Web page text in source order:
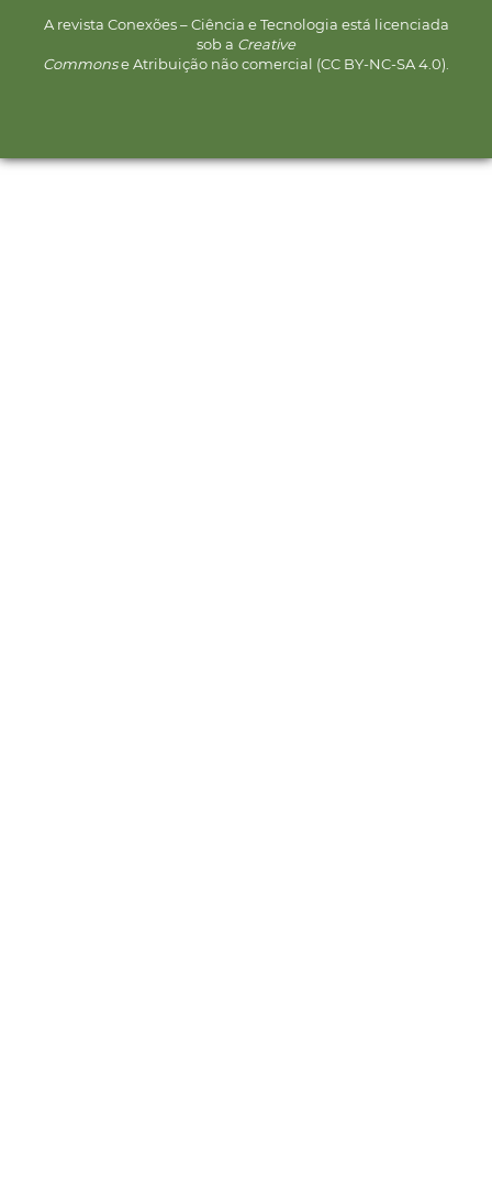
A revista Conexões – Ciência e Tecnologia está licenciada
sob a Creative
Commonse Atribuição não comercial (CC BY-NC-SA 4.0).